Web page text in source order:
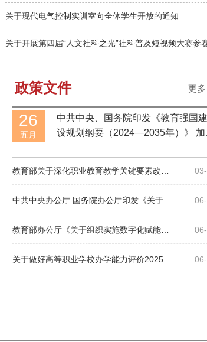
智学强能，技筑华章——我校2026年职业教育活动周圆满收官 我
关于现代电气控制实训室向全体学生开放的通知
关于开展第四届“人文社科之光”社科普及短视频大赛参
更多
政策文件
26
五月
中共中央、国务院印发《教育强国建
设规划纲要（2024—2035年）》 加
教育部关于深化职业教育教学关键要素改革
的意见
中共中央办公厅 国务院办公厅印发《关于深
化现代职业教育体系建设改革的意见》
教育部办公厅《关于组织实施数字化赋能教
师发展行动的通知》
关于做好高等职业学校办学能力评价2025年
工作的通知